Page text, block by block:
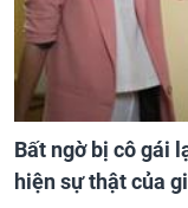
Bất ngờ bị cô gái
hiện sự thật của